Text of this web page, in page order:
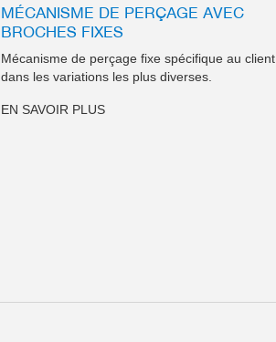
MÉCANISME DE PERÇAGE AVEC
BROCHES FIXES
Mécanisme de perçage fixe spécifique au client,
dans les variations les plus diverses.
EN SAVOIR PLUS